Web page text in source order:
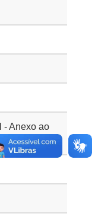
- Anexo ao